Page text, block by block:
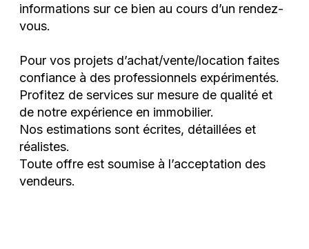
informations sur ce bien au cours d’un rendez-
vous.
Pour vos projets d’achat/vente/location faites
confiance à des professionnels expérimentés.
Profitez de services sur mesure de qualité et
de notre expérience en immobilier.
Nos estimations sont écrites, détaillées et
réalistes.
Toute offre est soumise à l’acceptation des
vendeurs.